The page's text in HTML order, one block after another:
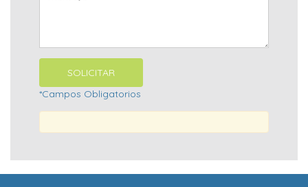
*Campos Obligatorios